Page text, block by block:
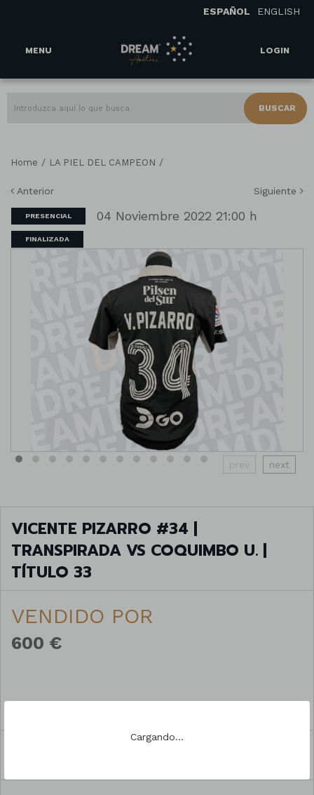
Cargando...
ESPAÑOL ENGLISH
MENU LOGIN
BUSCAR
Home / LA PIEL DEL CAMPEON /
Anterior Siguiente
PRESENCIAL 04 Noviembre 2022 21:00 h
FINALIZADA
prev next
VICENTE PIZARRO #34 |
TRANSPIRADA VS COQUIMBO U. |
TÍTULO 33
VENDIDO POR
600 €